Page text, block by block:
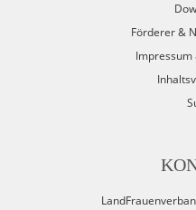
Förderer &
Impressum